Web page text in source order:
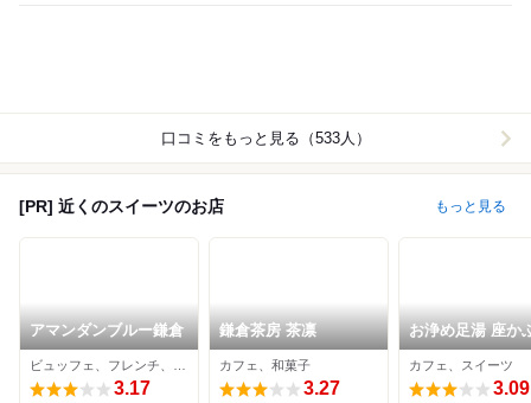
口コミをもっと見る（533人）
[PR] 近くのスイーツのお店 もっと見る
アマンダンブルー鎌倉
3.17
鎌倉茶房 茶凛
カフェ、和菓子
3.27
お浄め足湯 座か
カフェ、スイーツ
3.09